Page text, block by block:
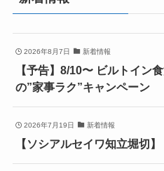
2026年8月7日 新着情報
【予告】8/10〜 ビルトイン
の”家事ラク”キャンペーン
2026年7月19日 新着情報
【ソシアルセイワ知立堀切】